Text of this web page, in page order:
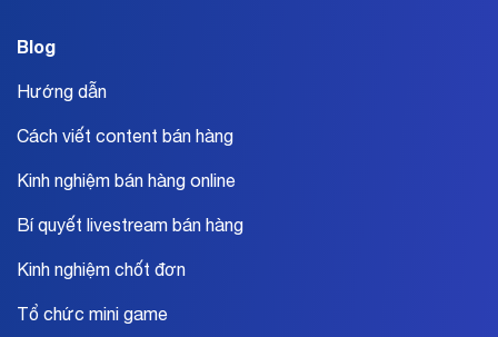
Blog
Hướng dẫn
Cách viết content bán hàng
Kinh nghiệm bán hàng online
Bí quyết livestream bán hàng
Kinh nghiệm chốt đơn
Tổ chức mini game